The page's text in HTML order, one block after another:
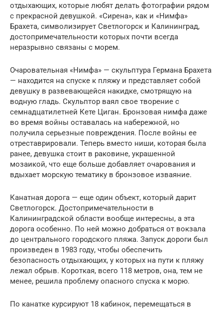
отдыхающих, которые любят делать фотографии рядом
с прекрасной девушкой. «Сирена», как и «Нимфа»
Брахета, символизирует Светлогорск и Калининград,
достопримечательности которых почти всегда
неразрывно связаны с морем.
Очаровательная «Нимфа» — скульптура Германа Брахета
— находится на спуске к пляжу и представляет собой
девушку в развевающейся накидке, смотрящую на
водную гладь. Скульптор ваял свое творение с
семнадцатилетней Кете Циган. Бронзовая нимфа даже
во время войны оставалась на набережной, но
получила серьезные повреждения. После войны ее
отреставрировали. Теперь вместо ниши, которая была
ранее, девушка стоит в раковине, украшенной
мозаикой, что еще больше добавляет очарования и
вдыхает морскую тематику в бронзовое изваяние.
Канатная дорога — еще один объект, который дарит
Светлогорск. Достопримечательности в
Калининградской области вообще интересны, а эта
дорога особенно. По ней можно добраться от вокзала
до центрального городского пляжа. Запуск дороги был
произведен в 1983 году, чтобы обеспечить
безопасность отдыхающих, у которых на пути к пляжу
лежал обрыв. Короткая, всего 118 метров, она, тем не
менее, решила проблему опасного спуска к морю.
По канатке курсируют 18 кабинок, перемещаться в